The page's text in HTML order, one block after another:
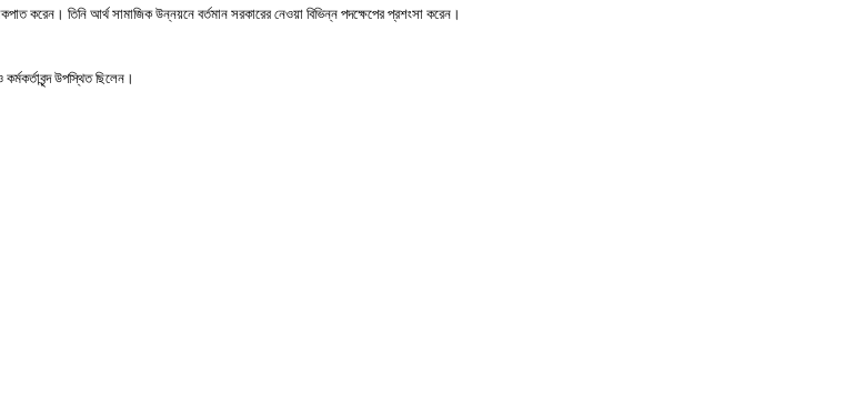
করেন। তিনি আর্থ সামাজিক উন্নয়নে বর্তমান সরকারের নেওয়া বিভিন্ন পদক্ষেপের প্রশংসা করেন।
উপস্থিত ছিলেন।